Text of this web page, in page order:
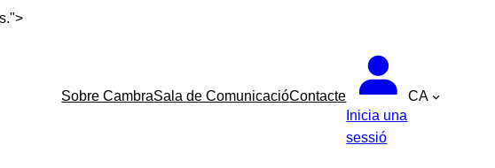
">
Sobre CambraSala de ComunicacióContacte
Inicia una
sessió
CA